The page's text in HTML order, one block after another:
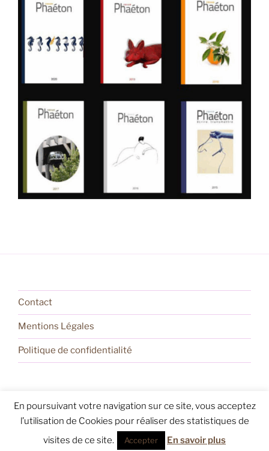
Contact
Mentions Légales
Politique de confidentialité
Politique de confidentialité
Fièrement propulsé par
En poursuivant votre navigation sur ce site, vous acceptez
l’utilisation de Cookies pour réaliser des statistiques de
visites de ce site.
Accepter En savoir plus